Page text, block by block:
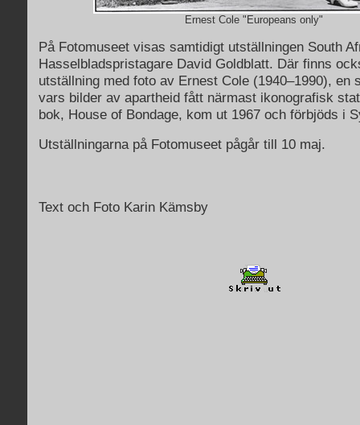
Ernest Cole "Europeans only"
På Fotomuseet visas samtidigt utställningen South
Hasselbladspristagare David Goldblatt. Där finns
utställning med foto av Ernest Cole (1940–1990), en
vars bilder av apartheid fått närmast ikonografisk
bok, House of Bondage, kom ut 1967 och förbjöds i
Utställningarna på Fotomuseet pågår till 10 maj.
Text och Foto Karin Kämsby